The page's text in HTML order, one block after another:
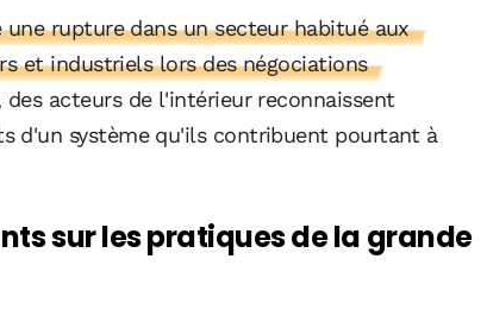
rupture dans un secteur habitué aux
et industriels lors des négociations
des acteurs de l'intérieur reconnaissent
d'un système qu'ils contribuent pourtant à
sur les pratiques de la grande